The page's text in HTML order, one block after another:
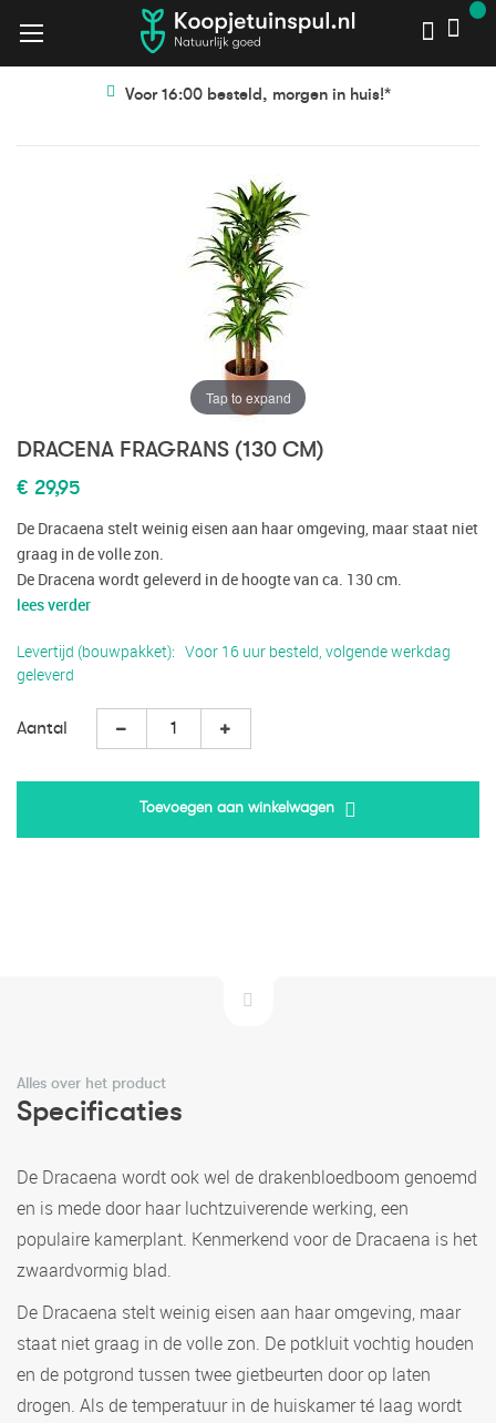
Voor 16:00 besteld, morgen in huis!*
DRACENA FRAGRANS (130 CM)
€ 29,95
De Dracaena stelt weinig eisen aan haar omgeving, maar staat niet
graag in de volle zon.
De Dracena wordt geleverd in de hoogte van ca. 130 cm.
lees verder
Levertijd (bouwpakket)
Voor 16 uur besteld, volgende werkdag
geleverd
Aantal
Toevoegen aan winkelwagen
Tap to expand
Alles over het product
Specificaties
De Dracaena wordt ook wel de drakenbloedboom genoemd
en is mede door haar luchtzuiverende werking, een
populaire kamerplant. Kenmerkend voor de Dracaena is het
zwaardvormig blad.
De Dracaena stelt weinig eisen aan haar omgeving, maar
staat niet graag in de volle zon. De potkluit vochtig houden
en de potgrond tussen twee gietbeurten door op laten
drogen. Als de temperatuur in de huiskamer té laag wordt